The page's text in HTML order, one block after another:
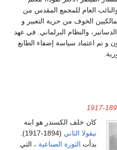
العام للمجمع المقدس من
المالكيين الخوف من حرية التعبير و
والنظام البرلماني. في عهد
و تم اعتماد سياسة إضفاء الطابع
كان خلف الكسندر هو ابنه
نيقولا الثاني
(1894-1917).
بدأت الثورة الصناعية ، التي